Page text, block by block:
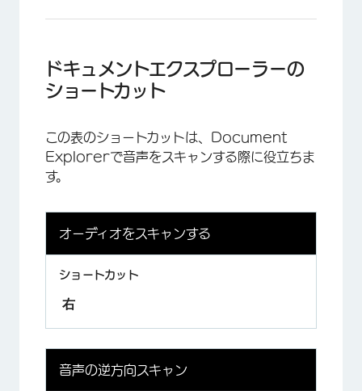
ドキュメントエクスプローラーの
ショートカット
この表のショートカットは、Document
Explorerで音声をスキャンする際に役立ちま
す。
オーディオをスキャンする
右
音声の逆方向スキャン